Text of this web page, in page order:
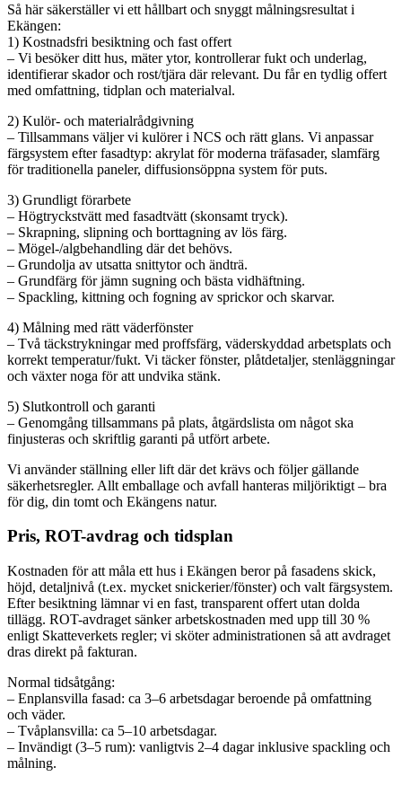
Så här säkerställer vi ett hållbart och snyggt målningsresultat i
Ekängen:
1) Kostnadsfri besiktning och fast offert
– Vi besöker ditt hus, mäter ytor, kontrollerar fukt och underlag,
identifierar skador och rost/tjära där relevant. Du får en tydlig offert
med omfattning, tidplan och materialval.
2) Kulör- och materialrådgivning
– Tillsammans väljer vi kulörer i NCS och rätt glans. Vi anpassar
färgsystem efter fasadtyp: akrylat för moderna träfasader, slamfärg
för traditionella paneler, diffusionsöppna system för puts.
3) Grundligt förarbete
– Högtryckstvätt med fasadtvätt (skonsamt tryck).
– Skrapning, slipning och borttagning av lös färg.
– Mögel-/algbehandling där det behövs.
– Grundolja av utsatta snittytor och ändträ.
– Grundfärg för jämn sugning och bästa vidhäftning.
– Spackling, kittning och fogning av sprickor och skarvar.
4) Målning med rätt väderfönster
– Två täckstrykningar med proffsfärg, väderskyddad arbetsplats och
korrekt temperatur/fukt. Vi täcker fönster, plåtdetaljer, stenläggningar
och växter noga för att undvika stänk.
5) Slutkontroll och garanti
– Genomgång tillsammans på plats, åtgärdslista om något ska
finjusteras och skriftlig garanti på utfört arbete.
Vi använder ställning eller lift där det krävs och följer gällande
säkerhetsregler. Allt emballage och avfall hanteras miljöriktigt – bra
för dig, din tomt och Ekängens natur.
Pris, ROT-avdrag och tidsplan
Kostnaden för att måla ett hus i Ekängen beror på fasadens skick,
höjd, detaljnivå (t.ex. mycket snickerier/fönster) och valt färgsystem.
Efter besiktning lämnar vi en fast, transparent offert utan dolda
tillägg. ROT-avdraget sänker arbetskostnaden med upp till 30 %
enligt Skatteverkets regler; vi sköter administrationen så att avdraget
dras direkt på fakturan.
Normal tidsåtgång:
– Enplansvilla fasad: ca 3–6 arbetsdagar beroende på omfattning
och väder.
– Tvåplansvilla: ca 5–10 arbetsdagar.
– Invändigt (3–5 rum): vanligtvis 2–4 dagar inklusive spackling och
målning.